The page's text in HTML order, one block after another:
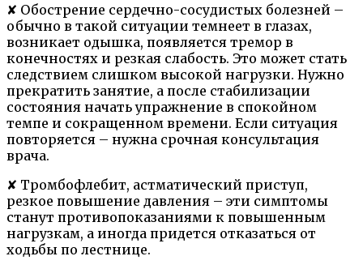
✘ Обострение сердечно-сосудистых болезней –
обычно в такой ситуации темнеет в глазах,
возникает одышка, появляется тремор в
конечностях и резкая слабость. Это может стать
следствием слишком высокой нагрузки. Нужно
прекратить занятие, а после стабилизации
состояния начать упражнение в спокойном
темпе и сокращенном времени. Если ситуация
повторяется – нужна срочная консультация
врача.
✘ Тромбофлебит, астматический приступ,
резкое повышение давления – эти симптомы
станут противопоказаниями к повышенным
нагрузкам, а иногда придется отказаться от
ходьбы по лестнице.